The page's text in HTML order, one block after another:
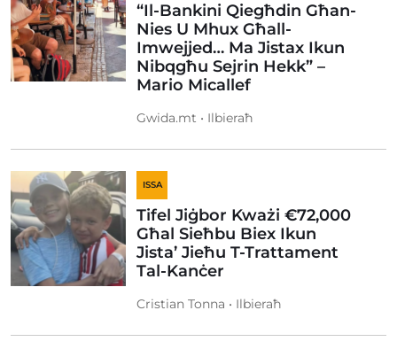
“Il-Bankini Qiegħdin Għan-
Nies U Mhux Għall-
Imwejjed… Ma Jistax Ikun
Nibqgħu Sejrin Hekk” –
Mario Micallef
Gwida.mt • Ilbieraħ
ISSA
Tifel Jiġbor Kważi €72,000
Għal Sieħbu Biex Ikun
Jista’ Jieħu T-Trattament
Tal-Kanċer
Cristian Tonna • Ilbieraħ